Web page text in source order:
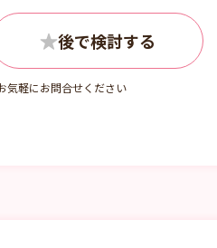
気軽にお問合せください